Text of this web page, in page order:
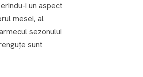
i un aspect
mesei, al
sezonului
sunt